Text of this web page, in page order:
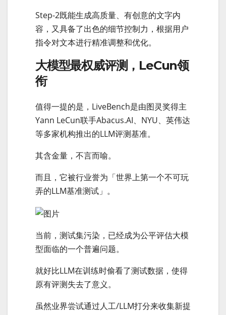
Step-2既能生成高质量、有创意的文字内
容，又具备了出色的细节控制力，根据用户
指令对文本进行精准调整和优化。
大模型最权威评测，LeCun领
衔
值得一提的是，LiveBench是由图灵奖得主
Yann LeCun联手Abacus.AI、NYU、英伟达
等多家机构推出的LLM评测基准。
其含金量，不言而喻。
而且，它被行业誉为「世界上第一个不可玩
弄的LLM基准测试」。
当前，测试集污染，已经成为公平评估大模
型面临的一个普遍问题。
就好比LLM在训练时偷看了测试数据，使得
原有评测失去了意义。
虽然业界尝试通过人工/LLM打分来收集新提